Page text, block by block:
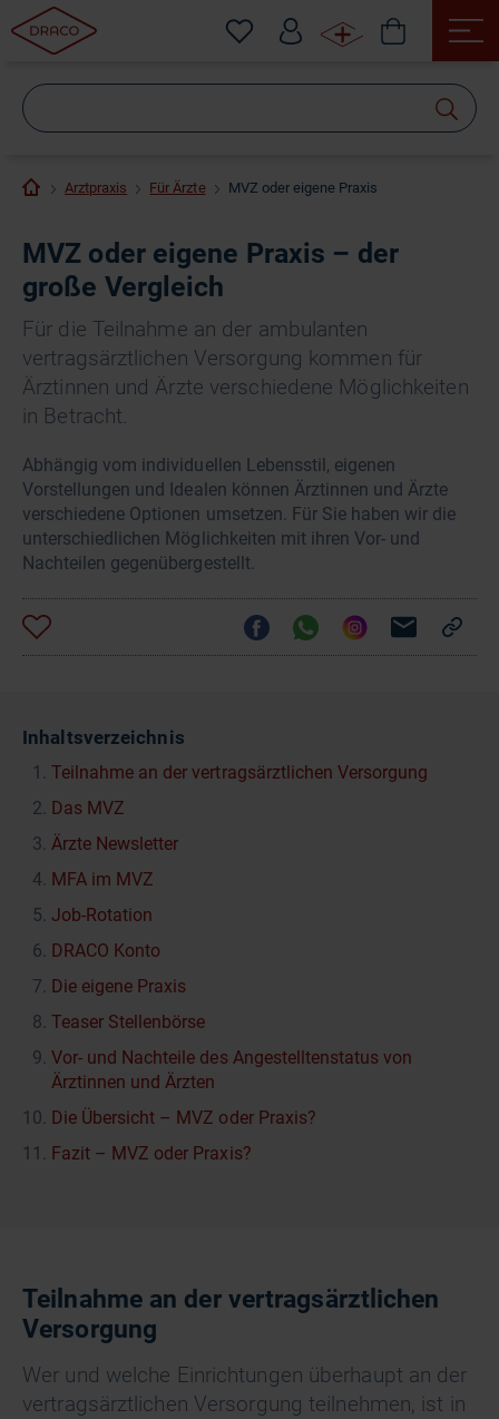
Arztpraxis Für Ärzte MVZ oder eigene Praxis
MVZ oder eigene Praxis – der
große Vergleich
Für die Teilnahme an der ambulanten
vertragsärztlichen Versorgung kommen für
Ärztinnen und Ärzte verschiedene Möglichkeiten
in Betracht.
Abhängig vom individuellen Lebensstil, eigenen
Vorstellungen und Idealen können Ärztinnen und Ärzte
verschiedene Optionen umsetzen. Für Sie haben wir die
unterschiedlichen Möglichkeiten mit ihren Vor- und
Nachteilen gegenübergestellt.
Inhaltsverzeichnis
Teilnahme an der vertragsärztlichen Versorgung
Das MVZ
Ärzte Newsletter
MFA im MVZ
Job-Rotation
DRACO Konto
Die eigene Praxis
Teaser Stellenbörse
Vor- und Nachteile des Angestelltenstatus von
Ärztinnen und Ärzten
Die Übersicht – MVZ oder Praxis?
Fazit – MVZ oder Praxis?
Teilnahme an der vertragsärztlichen
Versorgung
Wer und welche Einrichtungen überhaupt an der
vertragsärztlichen Versorgung teilnehmen, ist in
suchen